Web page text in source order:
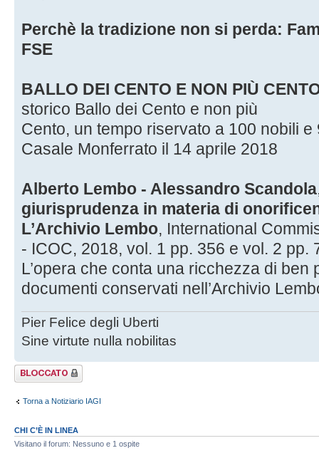
Perchè la tradizione non si perda:
FSE
BALLO DEI CENTO E NON PIÙ
storico Ballo dei Cento e non più
Cento, un tempo riservato a 100 nobili
Casale Monferrato il 14 aprile 2018
Alberto Lembo - Alessandro Scandola
giurisprudenza in materia di
L’Archivio Lembo, International
- ICOC, 2018, vol. 1 pp. 356 e vol. 2 pp.
L’opera che conta una ricchezza di ben
documenti conservati nell’Archivio
Pier Felice degli Uberti
Sine virtute nulla nobilitas
Argomento
bloccato
Torna a Notiziario IAGI
CHI C’È IN LINEA
Visitano il forum: Nessuno e 1 ospite